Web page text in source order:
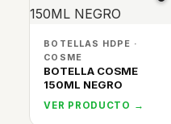
BOTELLAS HDPE ·
COSME
BOTELLA COSME
150ML NEGRO
VER PRODUCTO →